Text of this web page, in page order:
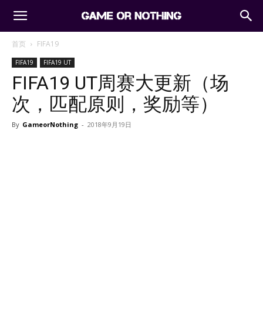
首页 FIFA19
FIFA19 FIFA19 UT
FIFA19 UT周赛大更新（场
次，匹配原则，奖励等）
By GameorNothing - 2018年9月19日